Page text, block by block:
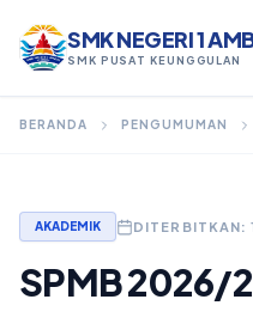
SMK NEGERI 1
SMK PUSAT KEUNGGULAN
Beranda
Profil
BERANDA PENGUMUMAN
AKADEMIK DITERBITKAN:
SPMB 2026/